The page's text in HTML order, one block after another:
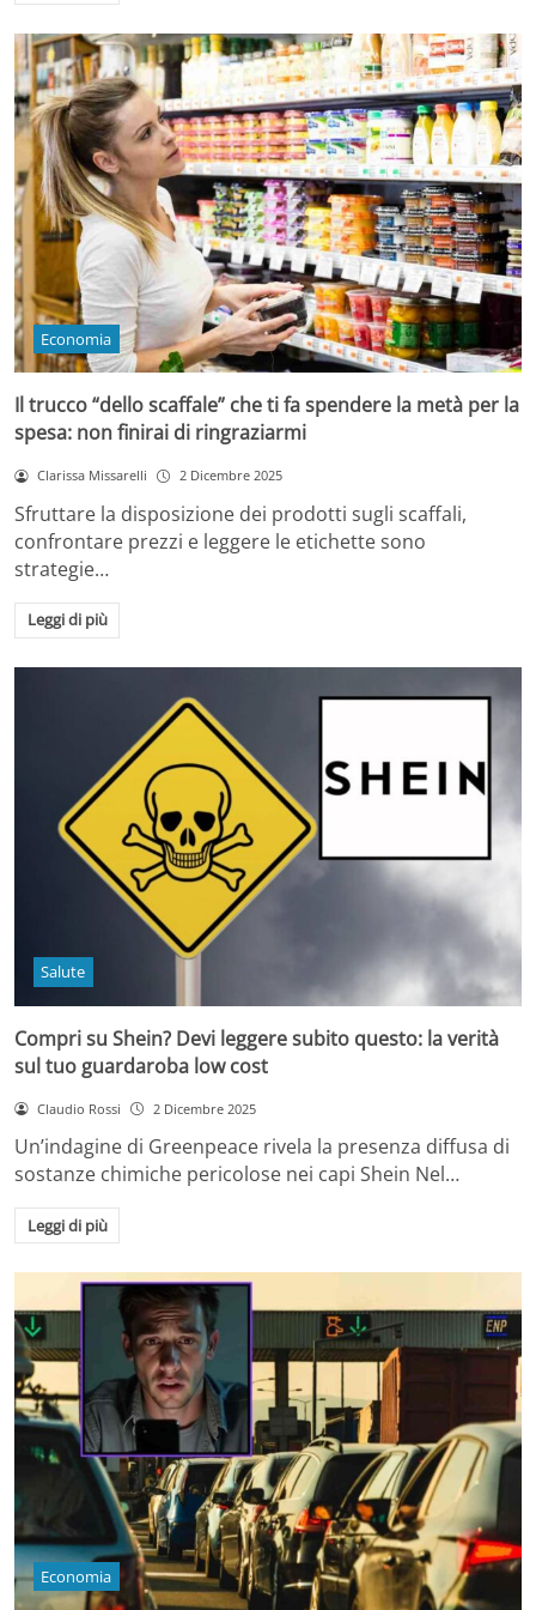
Economia
Il trucco “dello scaffale” che ti fa spendere la metà per la
spesa: non finirai di ringraziarmi
Clarissa Missarelli 2 Dicembre 2025
Sfruttare la disposizione dei prodotti sugli scaffali,
confrontare prezzi e leggere le etichette sono
strategie…
Leggi di più
Salute
Compri su Shein? Devi leggere subito questo: la verità
sul tuo guardaroba low cost
Claudio Rossi 2 Dicembre 2025
Un’indagine di Greenpeace rivela la presenza diffusa di
sostanze chimiche pericolose nei capi Shein Nel…
Leggi di più
Economia